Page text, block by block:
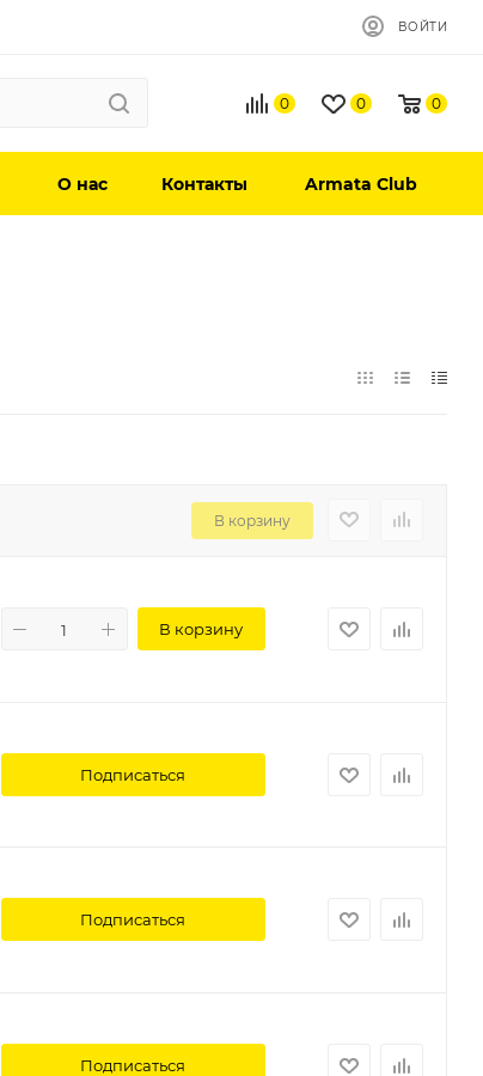
ВОЙТИ
0 0 0
О нас Контакты Armata Club
В корзину
В корзину
Подписаться
Подписаться
Подписаться